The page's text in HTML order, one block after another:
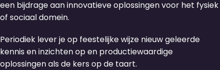
een bijdrage aan innovatieve oplossingen voor het fysiek
of sociaal domein.
Periodiek lever je op feestelijke wijze nieuw geleerde
kennis en inzichten op en productiewaardige
oplossingen als de kers op de taart.